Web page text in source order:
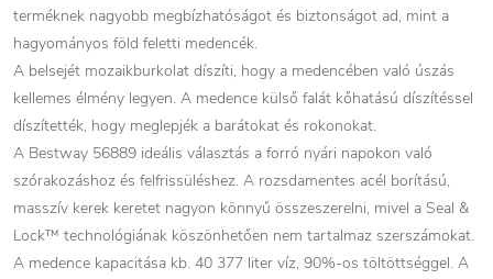
terméknek nagyobb megbízhatóságot és biztonságot ad, mint a
hagyományos föld feletti medencék.
A belsejét mozaikburkolat díszíti, hogy a medencében való úszás
kellemes élmény legyen. A medence külső falát kőhatású díszítéssel
díszítették, hogy meglepjék a barátokat és rokonokat.
A Bestway 56889 ideális választás a forró nyári napokon való
szórakozáshoz és felfrissüléshez. A rozsdamentes acél borítású,
masszív kerek keretet nagyon könnyű összeszerelni, mivel a Seal &
Lock™ technológiának köszönhetően nem tartalmaz szerszámokat.
A medence kapacitása kb. 40 377 liter víz, 90%-os töltöttséggel. A